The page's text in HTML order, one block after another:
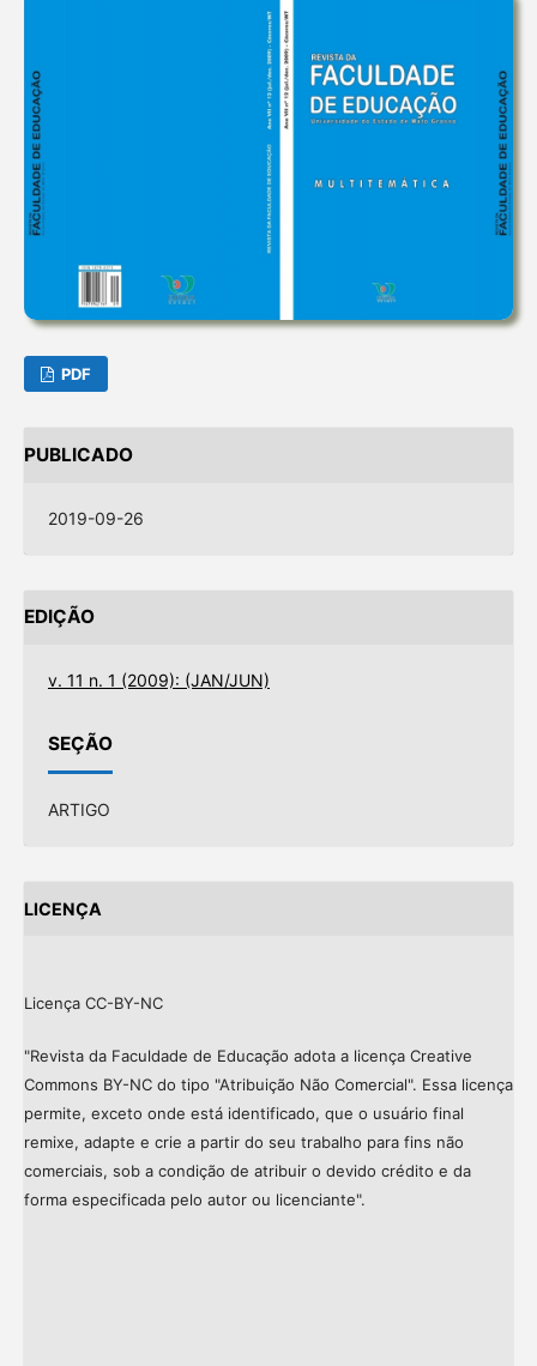
PDF
PUBLICADO
2019-09-26
EDIÇÃO
v. 11 n. 1 (2009): (JAN/JUN)
SEÇÃO
ARTIGO
LICENÇA
Licença CC-BY-NC
"Revista da Faculdade de Educação adota a licença Creative
Commons BY-NC do tipo "Atribuição Não Comercial". Essa licença
permite, exceto onde está identificado, que o usuário final
remixe, adapte e crie a partir do seu trabalho para fins não
comerciais, sob a condição de atribuir o devido crédito e da
forma especificada pelo autor ou licenciante".